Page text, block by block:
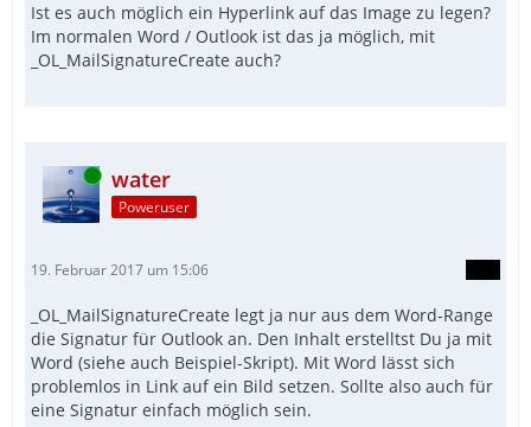
Ist es auch möglich ein Hyperlink auf das Image zu legen?
Im normalen Word / Outlook ist das ja möglich, mit
_OL_MailSignatureCreate auch?
Online water
Poweruser
19. Februar 2017 um 15:06
_OL_MailSignatureCreate legt ja nur aus dem Word-Range
die Signatur für Outlook an. Den Inhalt erstelltst Du ja mit
Word (siehe auch Beispiel-Skript). Mit Word lässt sich
problemlos in Link auf ein Bild setzen. Sollte also auch für
eine Signatur einfach möglich sein.